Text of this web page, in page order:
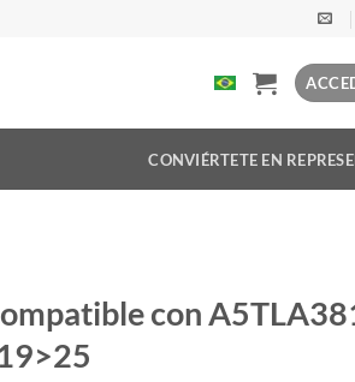
CONVIÉRTETE EN
con